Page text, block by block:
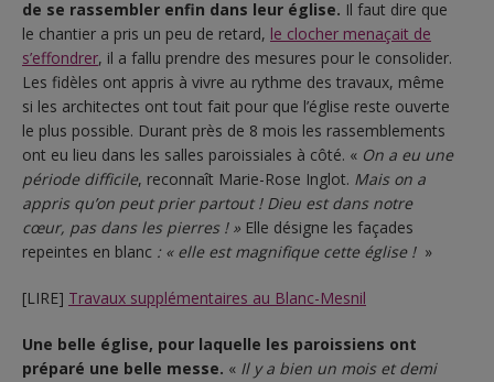
de se rassembler enfin dans leur église. Il faut dire que
le chantier a pris un peu de retard, le clocher menaçait de
s’effondrer, il a fallu prendre des mesures pour le consolider.
Les fidèles ont appris à vivre au rythme des travaux, même
si les architectes ont tout fait pour que l’église reste ouverte
le plus possible. Durant près de 8 mois les rassemblements
ont eu lieu dans les salles paroissiales à côté. « On a eu une
période difficile, reconnaît Marie-Rose Inglot. Mais on a
appris qu’on peut prier partout ! Dieu est dans notre
cœur, pas dans les pierres ! » Elle désigne les façades
repeintes en blanc : « elle est magnifique cette église !»
[LIRE] Travaux supplémentaires au Blanc-Mesnil
Une belle église, pour laquelle les paroissiens ont
préparé une belle messe. « Il y a bien un mois et demi